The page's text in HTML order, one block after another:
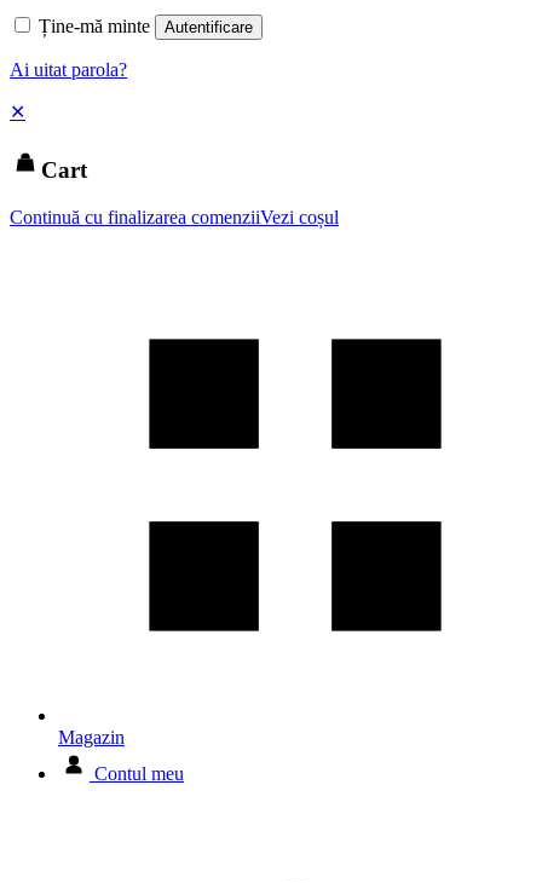
Ține-mă minte Autentificare
Ai uitat parola?
✕
Cart
Continuă cu finalizarea comenziiVezi coșul
Magazin
Contul meu